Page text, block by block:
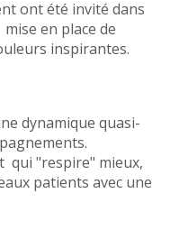
ont été invité dans
en place de
inspirantes.
dynamique quasi-
qui "respire" mieux,
patients avec une